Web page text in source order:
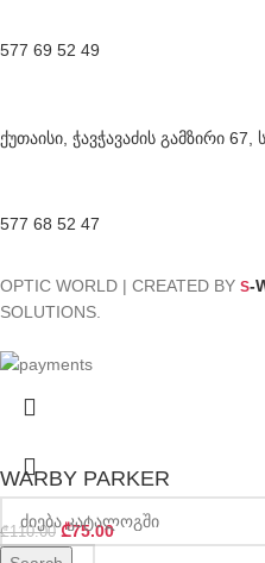
577 69 52 49
ქუთაისი, ჭავჭავაძის გამზირი
577 68 52 47
OPTIC WORLD | CREATED BY S-
SOLUTIONS.
WARBY PARKER
₾110.00 ₾75.00